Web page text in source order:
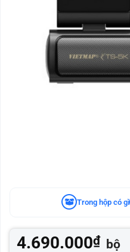
Trong hộp có gì
4.690.000₫ bộ